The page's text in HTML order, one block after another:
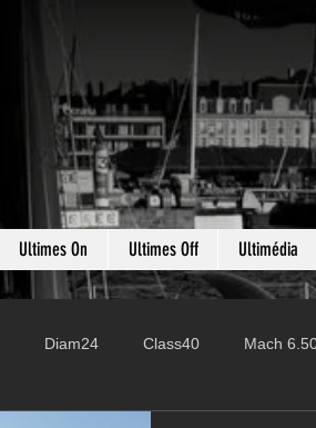
Ultimes On Ultimes Off Ultimédia
Diam24 Class40 Mach